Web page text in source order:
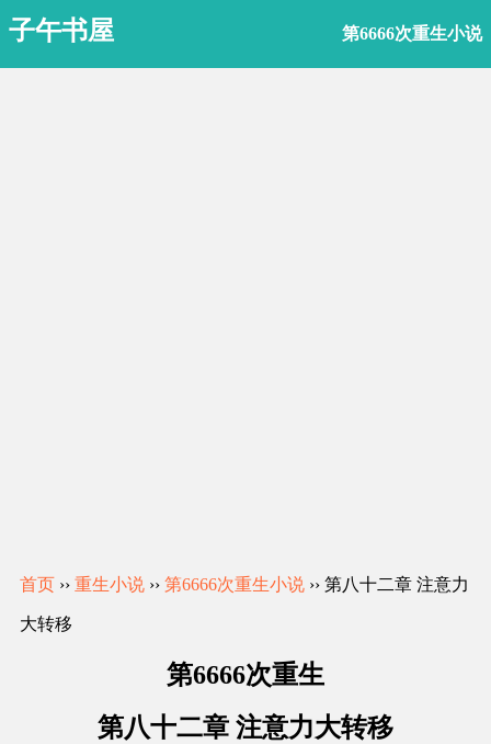
子午书屋 第6666次重生小说
首页 ›› 重生小说 ›› 第6666次重生小说 ›› 第八十二章 注意力
大转移
第6666次重生
第八十二章 注意力大转移